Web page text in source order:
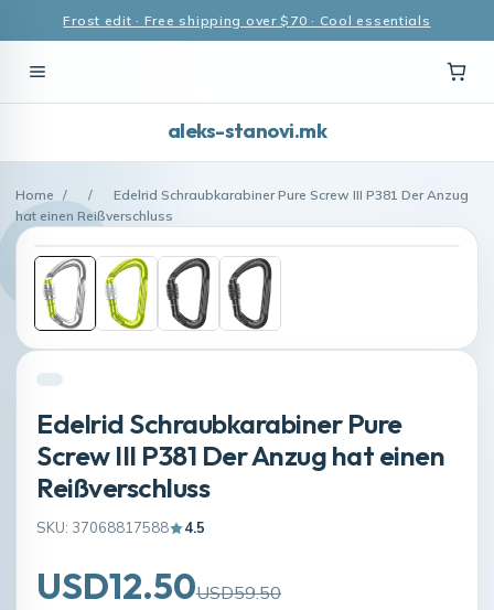
Frost edit · Free shipping over $70 · Cool essentials
aleks-stanovi.mk
Home / /
Edelrid Schraubkarabiner Pure Screw III P381 Der Anzug
hat einen Reißverschluss
Edelrid Schraubkarabiner Pure
Screw III P381 Der Anzug hat einen
Reißverschluss
SKU: 37068817588 4.5
USD12.50USD59.50